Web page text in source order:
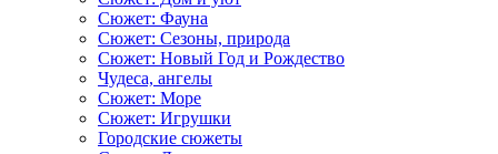
Сюжет: Фауна
Сюжет: Сезоны, природа
Сюжет: Новый Год и Рождество
Чудеса, ангелы
Сюжет: Море
Сюжет: Игрушки
Городские сюжеты